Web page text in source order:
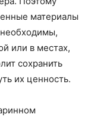
материалы
необходимы,
или в местах,
сохранить
их ценность.